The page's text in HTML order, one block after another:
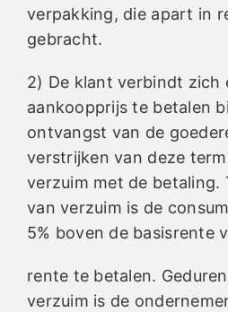
verpakking, die apart in
gebracht.
2) De klant verbindt zich
aankoopprijs te betalen
ontvangst van de
verstrijken van deze
verzuim met de betaling.
van verzuim is de
5% boven de basisrente
rente te betalen.
verzuim is de